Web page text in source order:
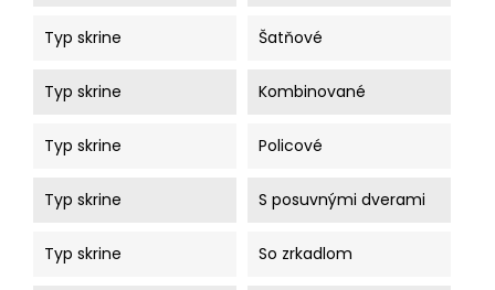
Typ skrine Šatňové
Typ skrine Kombinované
Typ skrine Policové
Typ skrine S posuvnými dverami
Typ skrine So zrkadlom